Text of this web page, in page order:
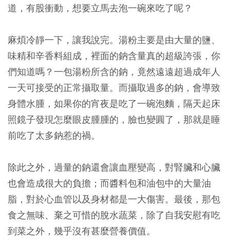
道，有股衝動，想要立馬去泡一碗來吃了呢？
麻煩冷靜一下，讓我說完。湯粉主要是由大量的鹽、
味精和辛香料組成，裡面的鈉含量真的超級誇張，你
們知道嗎？一包湯粉所含的鈉，竟然遠遠超過成年人
一天可接受的正常攝取量。而攝取過多的鈉，會導致
身體水腫，如果你的宵夜是吃了一碗泡麵，隔天起床
照鏡子發現怎麼眼皮腫腫的，臉也變圓了，那就是睡
前吃了太多鈉惹的禍。
除此之外，過量的鈉還會讓血壓變高，對腎臟和心臟
也會造成很大的負擔；而醬料包和油包中的大量油
脂，對於心血管以及身材都是一大傷害。最後，那包
食之無味、棄之可惜的脫水蔬菜，除了自我安慰有吃
到菜之外，幾乎沒有甚麼營養價值。